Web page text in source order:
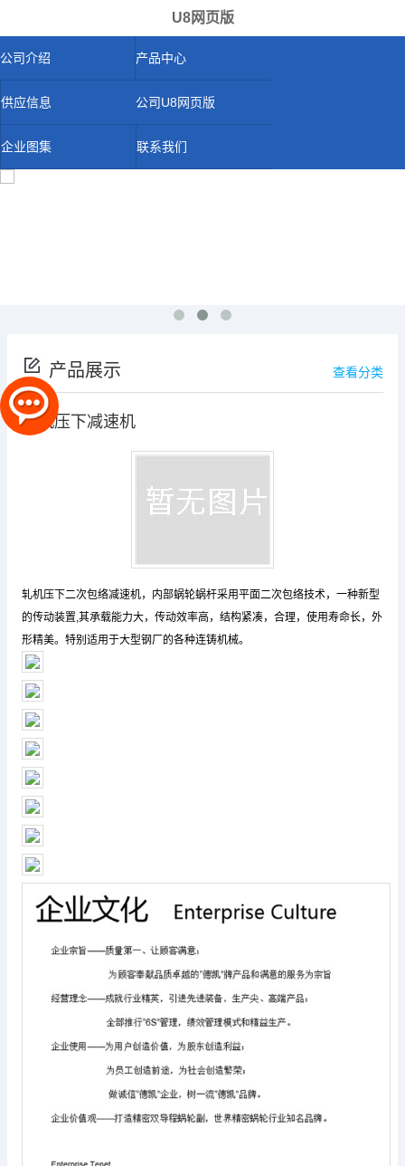
U8网页版
公司介绍 产品中心
供应信息 公司U8网页版
企业图集 联系我们
产品展示 查看分类
轧机压下减速机
轧机压下二次包络减速机，内部蜗轮蜗杆采用平面二次包络技术，一种新型
的传动装置,其承载能力大，传动效率高，结构紧凑，合理，使用寿命长，外
形精美。特别适用于大型钢厂的各种连铸机械。